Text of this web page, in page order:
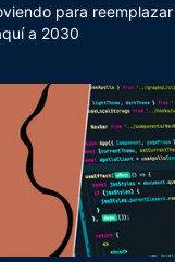
para
a 2030